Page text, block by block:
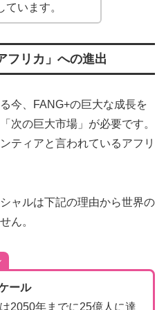
います。
フリカ」への進出
今、FANG+の巨大な成長を
次の巨大市場」が必要です。
ティアと言われているアフリ
ャルは下記の理由から世界の
ん。
ール
2050年までに25億人に達